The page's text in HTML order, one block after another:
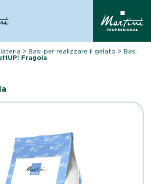
>Basi per realizzare il gelato >Basi
Fragola